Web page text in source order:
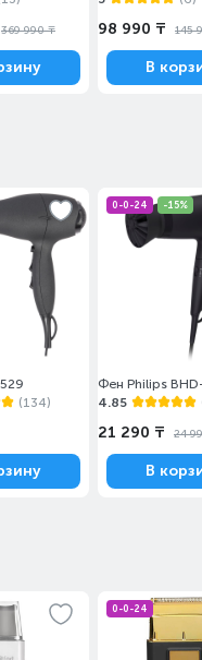
369 990 ₸ 98 990 ₸ 145
В
(134)
0-0-24 -15%
Фен Philips
4.85
21 290 ₸ 24
В
0-0-24